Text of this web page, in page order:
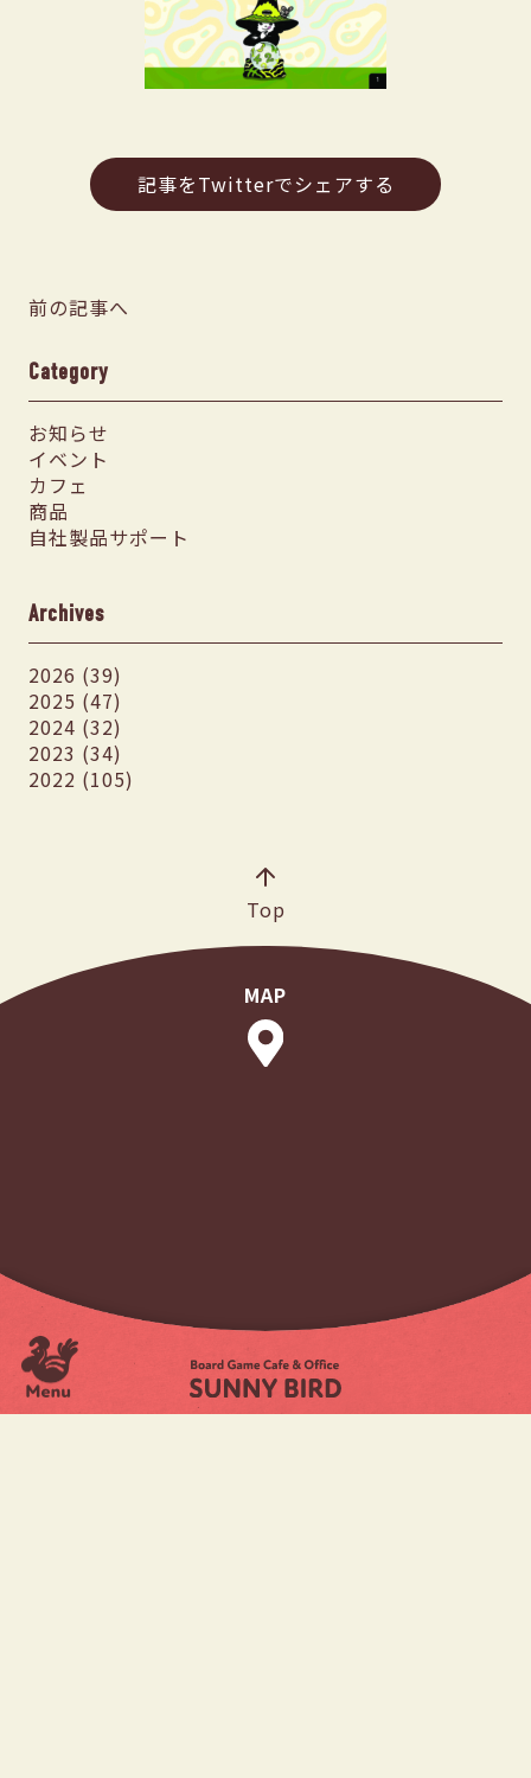
記事をTwitterでシェアする
前の記事へ
Category
お知らせ
イベント
カフェ
商品
自社製品サポート
Archives
2026 (39)
2025 (47)
2024 (32)
2023 (34)
2022 (105)
Top
MAP